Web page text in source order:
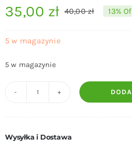
40,00zł
35,00 zł 13%
5 w magazynie
5 w magazynie
160x200
Wysyłka i Dostawa